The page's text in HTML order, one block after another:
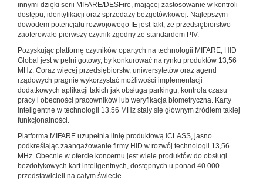
innymi dzięki serii MIFARE/DESFire, mającej zastosowanie w kontroli
dostępu, identyfikacji oraz sprzedaży bezgotówkowej. Najlepszym
dowodem potencjału rozwojowego IE jest fakt, że przedsiębiorstwo
zaoferowało pierwszy czytnik zgodny ze standardem PIV.
Pozyskując platfornę czytników opartych na technologii MIFARE, HID
Global jest w pełni gotowy, by konkurować na rynku produktów 13,56
MHz. Coraz więcej przedsiębiorstw, uniwersytetów oraz agend
rządowych pragnie wykorzystać możliwości implementacji
dodatkowych aplikacji takich jak obsługa parkingu, kontrola czasu
pracy i obecności pracowników lub weryfikacja biometryczna. Karty
inteligentne w technologii 13.56 MHz stały się głównym źródłem takiej
funkcjonalności.
Platforma MIFARE uzupełnia linię produktową iCLASS, jasno
podkreślając zaangażowanie firmy HID w rozwój technologii 13,56
MHz. Obecnie w ofercie koncernu jest wiele produktów do obsługi
bezdotykowych kart inteligentnych, dostępnych u ponad 40 000
przedstawicieli na całym świecie.